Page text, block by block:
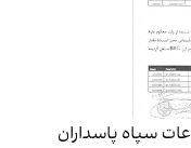
سپاه پاسداران